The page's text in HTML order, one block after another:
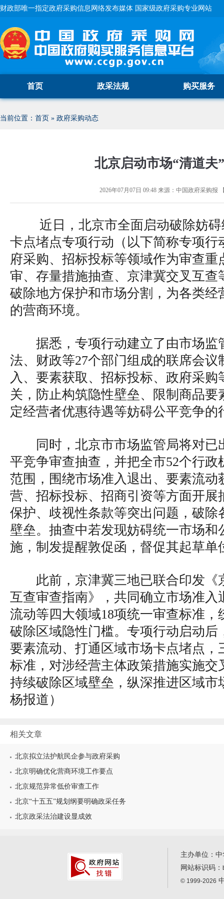
财政部唯一指定政府采购信息网络发布媒体 国家级政府采购专业网站
首页 政采法规 购买服务
当前位置： 首页 » 政府采购动态
北京启动市场“清道夫
2026年07月07日 09:48来源： 中国政府采购报
近日，北京市全面启动破除妨
卡点堵点专项行动（以下简称专项行
府采购、招标投标等领域作为审查重
审、存量措施抽查、京津冀交叉互查
破除地方保护和市场分割，为各类经
的营商环境。
据悉，专项行动建立了由市场监
法、财政等27个部门组成的联席会议
入、要素获取、招标投标、政府采购
关，防止构筑隐性壁垒、限制商品要
定经营者优惠待遇等妨碍公平竞争的
同时，北京市市场监管局将对
平竞争审查抽查，并把全市52个行政
范围，围绕市场准入退出、要素流动
营、招标投标、招商引资等方面开展
保护、歧视性条款等突出问题，破除
壁垒。抽查中若发现妨碍统一市场和
施，制发提醒敦促函，督促其起草单
此前，京津冀三地已联合印发《
互查审查指南》，共同确立市场准入
流动等四大领域18项统一审查标准，
破除区域隐性门槛。专项行动启动后
要素流动、打通区域市场卡点堵点，
标准，对涉经营主体政策措施实施交
持续破除区域壁垒，纵深推进区域市
杨报道 ）
相关文章
北京拟立法护航民企参与政府采购
北京明确优化营商环境工作要点
北京规范异常低价审查工作
北京“十五五”规划纲要明确政采任务
北京政采法治建设显成效
主办单位：
网站标识码：
© 1999-2026